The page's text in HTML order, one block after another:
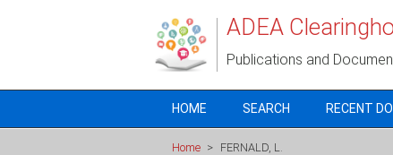
ADEA
Publications and
HOME SEARCH RECENT
Home > FERNALD, L.